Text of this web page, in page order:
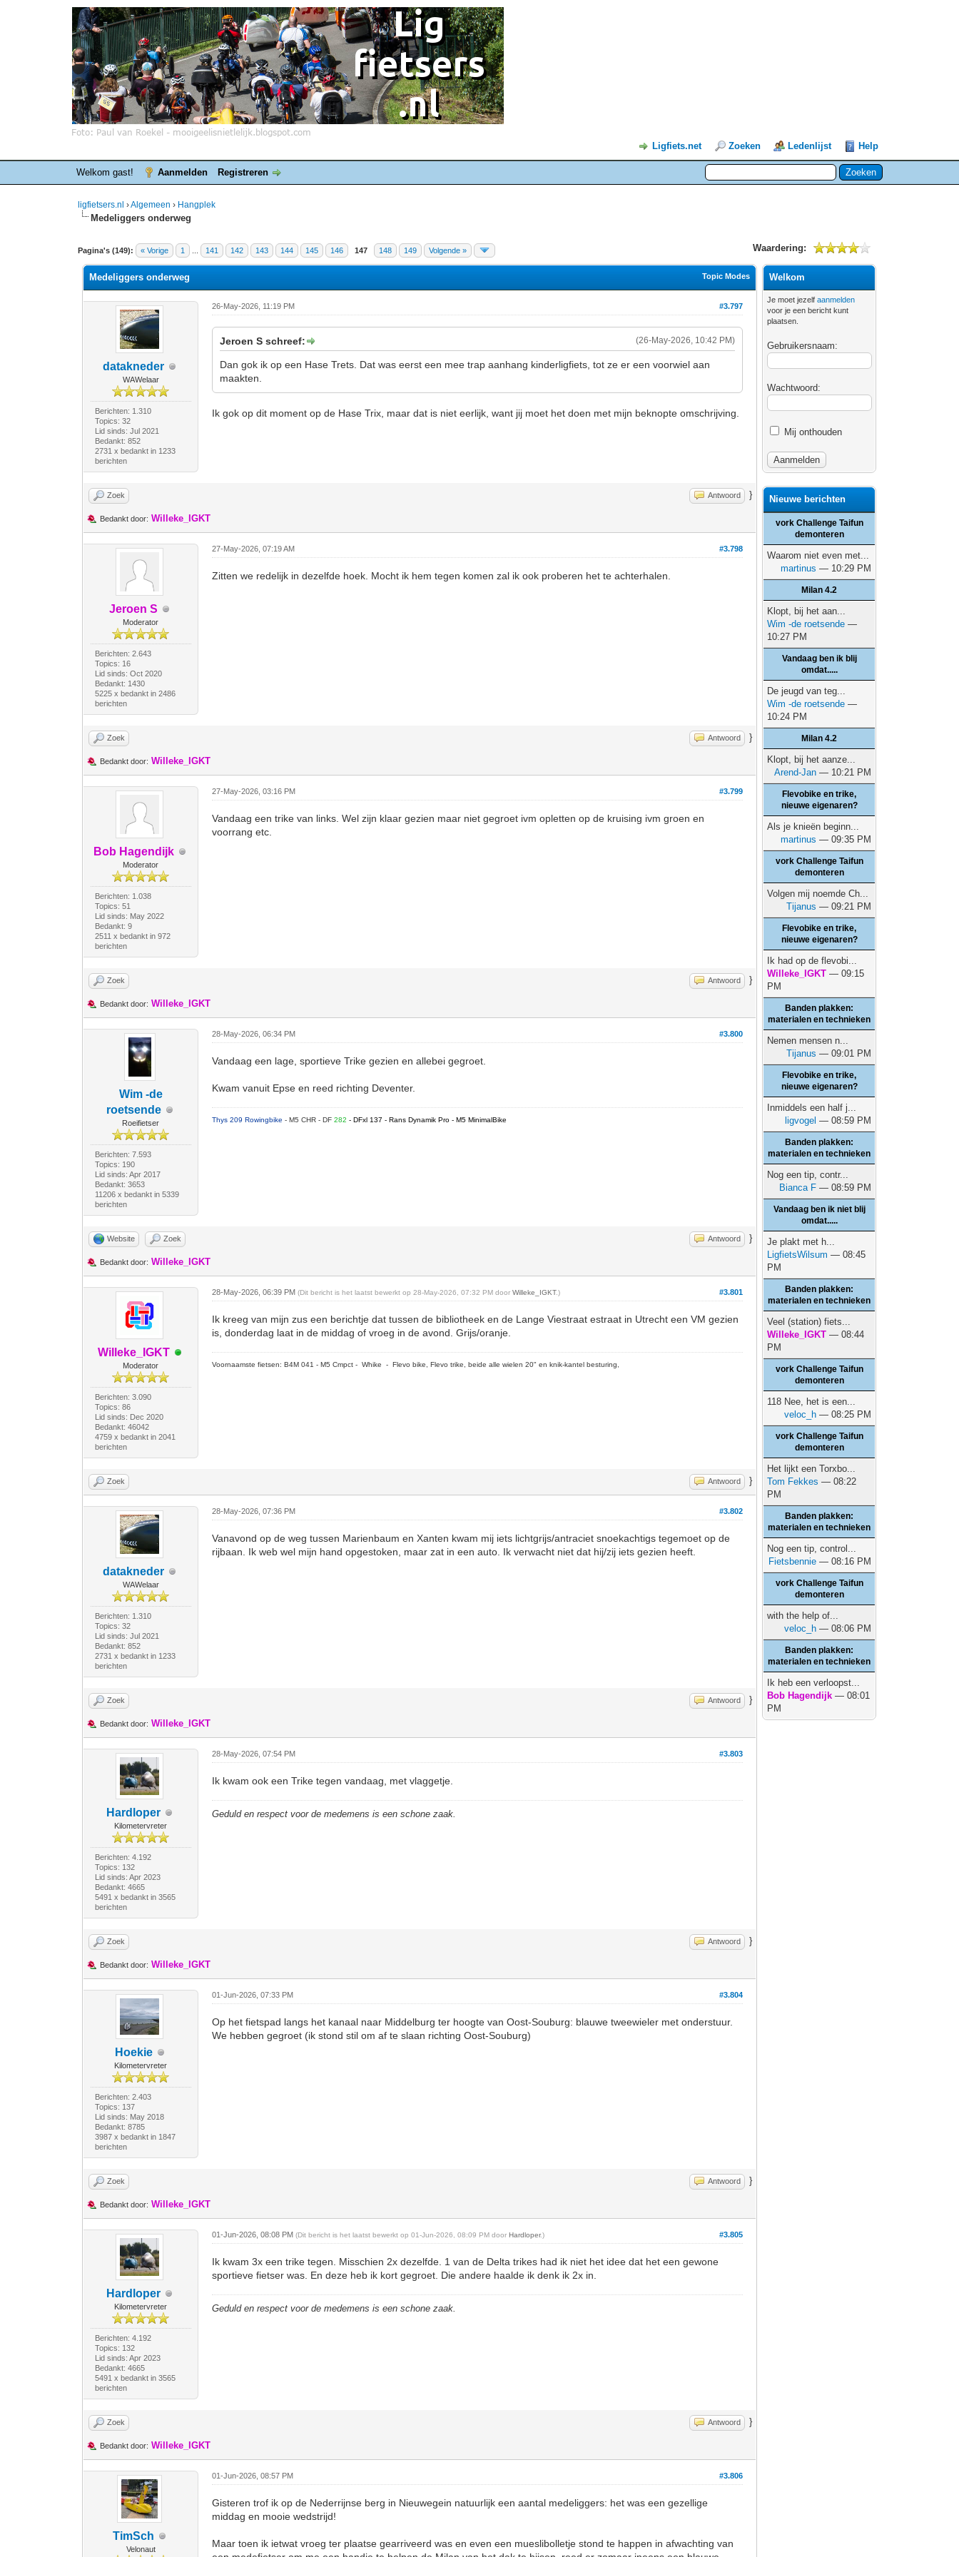
Ligfiets.net Zoeken Ledenlijst Help
Welkom gast! Aanmelden Registreren
ligfietsers.nl ›Algemeen › Hangplek
Medeliggers onderweg
Pagina's (149): « Vorige 1 141 142 143 144 145 146 147 148 149 Volgende » Waardering:
7 stemmen - gemiddelde waardering is 3.86
1
2
3
4
5
Topic Modes
Medeliggers onderweg
datakneder
WAWelaar
Berichten: 1.310
Topics: 32
Lid sinds: Jul 2021
Bedankt: 852
2731 x bedankt in 1233
berichten
#3.797
26-May-2026, 11:19 PM
(26-May-2026, 10:42 PM)
Jeroen S schreef:
Dan gok ik op een Hase Trets. Dat was eerst een mee trap aanhang kinderligfiets, tot ze er een voorwiel aan
maakten.
Ik gok op dit moment op de Hase Trix, maar dat is niet eerlijk, want jij moet het doen met mijn beknopte omschrijving.
Zoek Antwoord }
Bedankt door: Willeke_IGKT
Jeroen S
Moderator
Berichten: 2.643
Topics: 16
Lid sinds: Oct 2020
Bedankt: 1430
5225 x bedankt in 2486
berichten
#3.798
27-May-2026, 07:19 AM
Zitten we redelijk in dezelfde hoek. Mocht ik hem tegen komen zal ik ook proberen het te achterhalen.
Zoek Antwoord }
Bedankt door: Willeke_IGKT
Bob Hagendijk
Moderator
Berichten: 1.038
Topics: 51
Lid sinds: May 2022
Bedankt: 9
2511 x bedankt in 972
berichten
#3.799
27-May-2026, 03:16 PM
Vandaag een trike van links. Wel zijn klaar gezien maar niet gegroet ivm opletten op de kruising ivm groen en
voorrang etc.
Zoek Antwoord }
Bedankt door: Willeke_IGKT
Wim -de
roetsende
Roeifietser
Berichten: 7.593
Topics: 190
Lid sinds: Apr 2017
Bedankt: 3653
11206 x bedankt in 5339
berichten
#3.800
28-May-2026, 06:34 PM
Vandaag een lage, sportieve Trike gezien en allebei gegroet.
Kwam vanuit Epse en reed richting Deventer.
Thys 209 Rowingbike- M5 CHR - DF282- DFxl 137 - Rans Dynamik Pro - M5 MinimalBike
Website Zoek Antwoord }
Bedankt door: Willeke_IGKT
Willeke_IGKT
Moderator
Berichten: 3.090
Topics: 86
Lid sinds: Dec 2020
Bedankt: 46042
4759 x bedankt in 2041
berichten
#3.801
28-May-2026, 06:39 PM(Dit bericht is het laatst bewerkt op 28-May-2026, 07:32 PM doorWilleke_IGKT.)
Ik kreeg van mijn zus een berichtje dat tussen de bibliotheek en de Lange Viestraat estraat in Utrecht een VM gezien
is, donderdag laat in de middag of vroeg in de avond. Grijs/oranje.
Voornaamste fietsen: B4M 041 - M5 Cmpct - Whike - Flevo bike, Flevo trike, beide alle wielen 20" en knik-kantel besturing,
Zoek Antwoord }
datakneder
WAWelaar
Berichten: 1.310
Topics: 32
Lid sinds: Jul 2021
Bedankt: 852
2731 x bedankt in 1233
berichten
#3.802
28-May-2026, 07:36 PM
Vanavond op de weg tussen Marienbaum en Xanten kwam mij iets lichtgrijs/antraciet snoekachtigs tegemoet op de
rijbaan. Ik web wel mijn hand opgestoken, maar zat in een auto. Ik verwacht niet dat hij/zij iets gezien heeft.
Zoek Antwoord }
Bedankt door: Willeke_IGKT
Hardloper
Kilometervreter
Berichten: 4.192
Topics: 132
Lid sinds: Apr 2023
Bedankt: 4665
5491 x bedankt in 3565
berichten
#3.803
28-May-2026, 07:54 PM
Ik kwam ook een Trike tegen vandaag, met vlaggetje.
Geduld en respect voor de medemens is een schone zaak.
Zoek Antwoord }
Bedankt door: Willeke_IGKT
Hoekie
Kilometervreter
Berichten: 2.403
Topics: 137
Lid sinds: May 2018
Bedankt: 8785
3987 x bedankt in 1847
berichten
#3.804
01-Jun-2026, 07:33 PM
Op het fietspad langs het kanaal naar Middelburg ter hoogte van Oost-Souburg: blauwe tweewieler met onderstuur.
We hebben gegroet (ik stond stil om af te slaan richting Oost-Souburg)
Zoek Antwoord }
Bedankt door: Willeke_IGKT
Hardloper
Kilometervreter
Berichten: 4.192
Topics: 132
Lid sinds: Apr 2023
Bedankt: 4665
5491 x bedankt in 3565
berichten
#3.805
01-Jun-2026, 08:08 PM(Dit bericht is het laatst bewerkt op 01-Jun-2026, 08:09 PM doorHardloper.)
Ik kwam 3x een trike tegen. Misschien 2x dezelfde. 1 van de Delta trikes had ik niet het idee dat het een gewone
sportieve fietser was. En deze heb ik kort gegroet. Die andere haalde ik denk ik 2x in.
Geduld en respect voor de medemens is een schone zaak.
Zoek Antwoord }
Bedankt door: Willeke_IGKT
TimSch
Velonaut
#3.806
01-Jun-2026, 08:57 PM
Gisteren trof ik op de Nederrijnse berg in Nieuwegein natuurlijk een aantal medeliggers: het was een gezellige
middag en mooie wedstrijd!
Maar toen ik ietwat vroeg ter plaatse gearriveerd was en even een mueslibolletje stond te happen in afwachting van
Welkom
Je moet jezelfaanmelden
voor je een bericht kunt
plaatsen.
Gebruikersnaam:
Wachtwoord:
Mij onthouden
Nieuwe berichten
vork Challenge Taifun
demonteren
Waarom niet even met...
martinus — 10:29 PM
Milan 4.2
Klopt, bij het aan...
Wim -de roetsende —
10:27 PM
Vandaag ben ik blij
omdat.....
De jeugd van teg...
Wim -de roetsende —
10:24 PM
Milan 4.2
Klopt, bij het aanze...
Arend-Jan — 10:21 PM
Flevobike en trike,
nieuwe eigenaren?
Als je knieën beginn...
martinus — 09:35 PM
vork Challenge Taifun
demonteren
Volgen mij noemde Ch...
Tijanus — 09:21 PM
Flevobike en trike,
nieuwe eigenaren?
Ik had op de flevobi...
Willeke_IGKT — 09:15
PM
Banden plakken:
materialen en technieken
Nemen mensen n...
Tijanus — 09:01 PM
Flevobike en trike,
nieuwe eigenaren?
Inmiddels een half j...
ligvogel — 08:59 PM
Banden plakken:
materialen en technieken
Nog een tip, contr...
Bianca F — 08:59 PM
Vandaag ben ik niet blij
omdat.....
Je plakt met h...
LigfietsWilsum — 08:45
PM
Banden plakken:
materialen en technieken
Veel (station) fiets...
Willeke_IGKT — 08:44
PM
vork Challenge Taifun
demonteren
118 Nee, het is een...
veloc_h — 08:25 PM
vork Challenge Taifun
demonteren
Het lijkt een Torxbo...
Tom Fekkes — 08:22
PM
Banden plakken:
materialen en technieken
Nog een tip, control...
Fietsbennie — 08:16 PM
vork Challenge Taifun
demonteren
with the help of...
veloc_h — 08:06 PM
Banden plakken:
materialen en technieken
Ik heb een verloopst...
Bob Hagendijk — 08:01
PM